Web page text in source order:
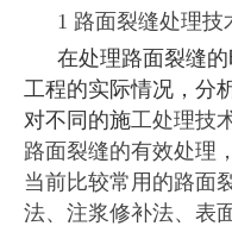
1 路面裂缝处理技
在处理路面裂缝
工程的实际情况，分
对不同的施工处理技
路面裂缝的有效处理
当前比较常用的路面
法、注浆修补法、表